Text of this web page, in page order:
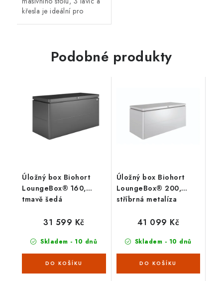
křesla je ideální pro
Podobné produkty
Úložný box Biohort
LoungeBox® 160,
tmavě šedá
Skladem - 10 dnů
31 599 Kč
Úložný box Biohort
LoungeBox® 200,
stříbrná metalíza
Skladem - 10 dnů
41 099 Kč